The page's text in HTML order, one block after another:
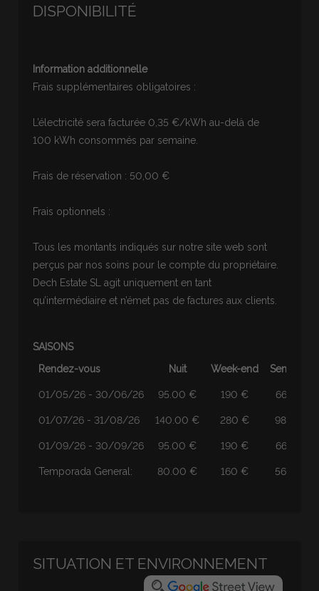
DISPONIBILITÉ
Information additionnelle
Frais supplémentaires obligatoires :
L’électricité sera facturée 0,35 €/kWh au-delà de
100 kWh consommés par semaine.
Frais de réservation : 50,00 €
Frais optionnels :
Tous les montants indiqués sur notre site web sont
perçus par nos soins pour le compte du propriétaire.
Dech Estate SL agit uniquement en tant
qu’intermédiaire et n’émet pas de factures aux clients.
SAISONS
Rendez-vous
Nuit Week-end Semaine
01/05/26 - 30/06/26 95.00 € 190 € 665 €
01/07/26 - 31/08/26 140.00 € 280 € 980 €
01/09/26 - 30/09/26 95.00 € 190 € 665 €
Temporada General: 80.00 € 160 € 560 €
SITUATION ET ENVIRONNEMENT